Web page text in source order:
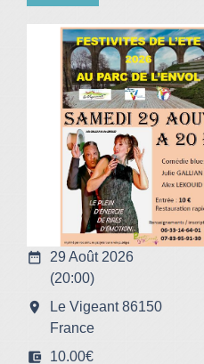
date_range
29 Août 2026
(20:00)
room
Le Vigeant 86150
France
account_balance_wallet 10.00€